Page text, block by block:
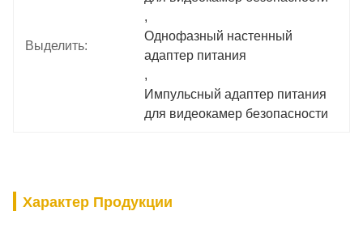
Выделить:
,
Однофазный настенный
адаптер питания
,
Импульсный адаптер питания
для видеокамер безопасности
Характер Продукции